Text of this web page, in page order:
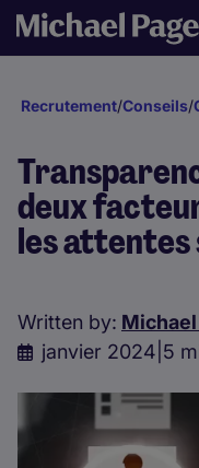
Recrutement/Conseils/
deux
les
Written by: Michael
janvier 2024 5